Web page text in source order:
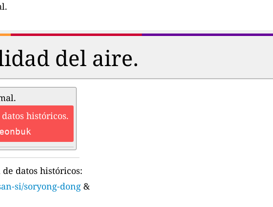
del aire.
históricos.
datos históricos:
si/soryong-dong &